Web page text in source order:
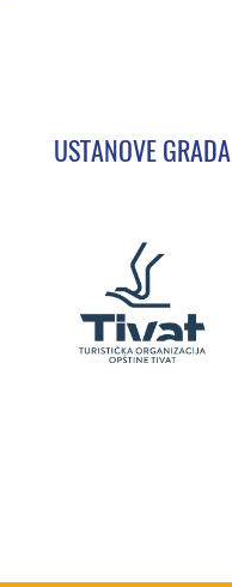
USTANOVE GRADA